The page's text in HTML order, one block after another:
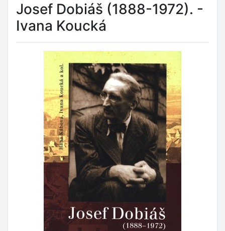
Josef Dobiáš (1888-1972). -
Ivana Koucká